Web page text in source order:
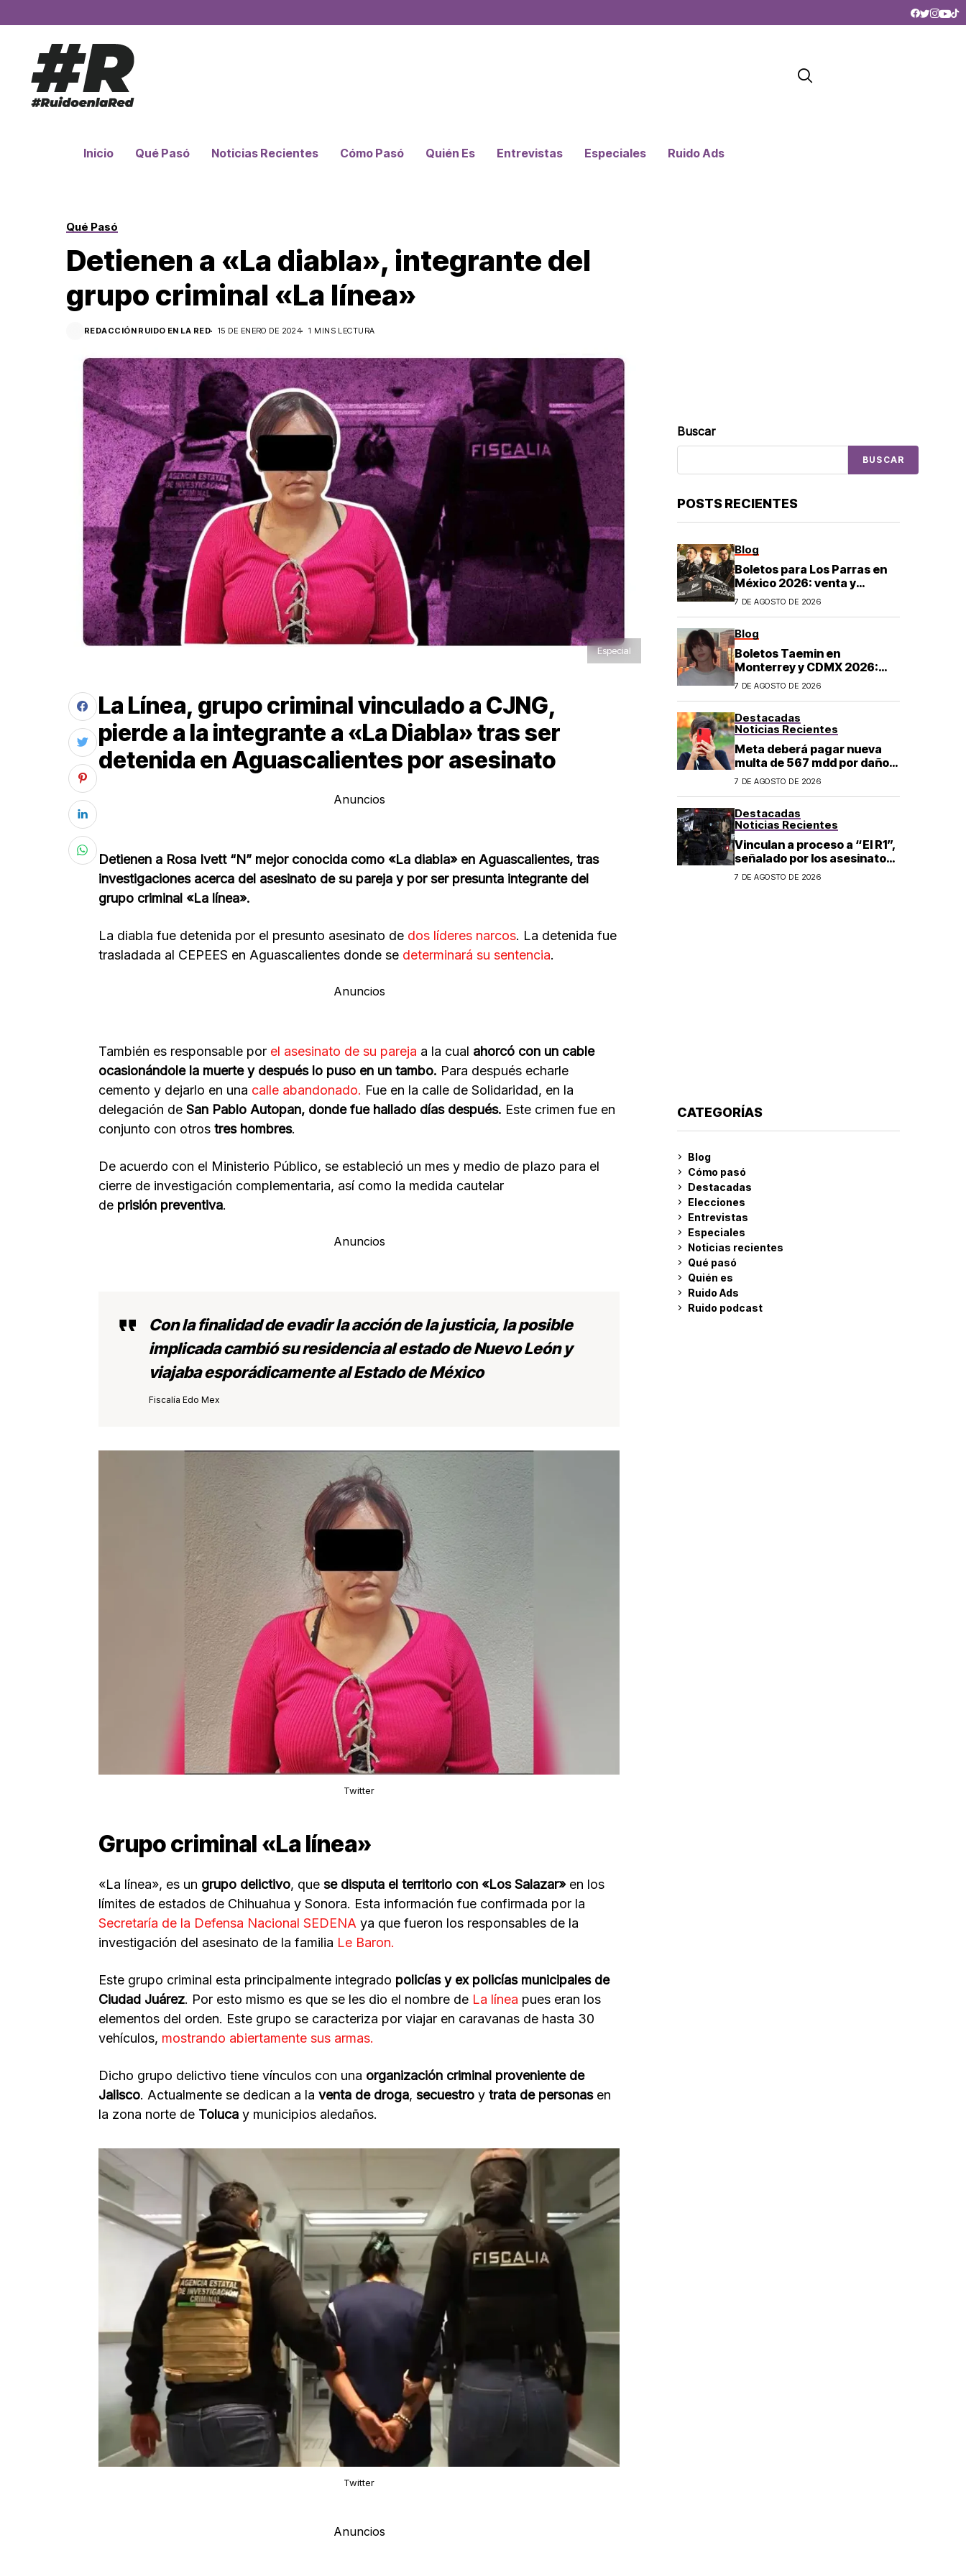
Inicio Qué Pasó Noticias Recientes Cómo Pasó Quién Es Entrevistas Especiales Ruido Ads
Qué Pasó
Detienen a «La diabla», integrante del
grupo criminal «La línea»
REDACCIÓN RUIDO EN LA RED 15 DE ENERO DE 2024 1 MINS LECTURA
Especial
La Línea, grupo criminal vinculado a CJNG,
pierde a la integrante a «La Diabla» tras ser
detenida en Aguascalientes por asesinato
Anuncios
Detienen a Rosa Ivett “N” mejor conocida como «La diabla» en Aguascalientes, tras
investigaciones acerca del asesinato de su pareja y por ser presunta integrante del
grupo criminal «La línea».
La diabla fue detenida por el presunto asesinato de dos líderes narcos. La detenida fue
trasladada al CEPEES en Aguascalientes donde se determinará su sentencia.
Anuncios
También es responsable por el asesinato de su pareja a la cual ahorcó con un cable
ocasionándole la muerte y después lo puso en un tambo. Para después echarle
cemento y dejarlo en una calle abandonado. Fue en la calle de Solidaridad, en la
delegación de San Pablo Autopan, donde fue hallado días después. Este crimen fue en
conjunto con otros tres hombres.
De acuerdo con el Ministerio Público, se estableció un mes y medio de plazo para el
cierre de investigación complementaria, así como la medida cautelar
de prisión preventiva.
Anuncios
Con la finalidad de evadir la acción de la justicia, la posible
implicada cambió su residencia al estado de Nuevo León y
viajaba esporádicamente al Estado de México
Fiscalía Edo Mex
Twitter
Grupo criminal «La línea»
«La línea», es un grupo delictivo, que se disputa el territorio con «Los Salazar»en los
límites de estados de Chihuahua y Sonora. Esta información fue confirmada por la
Secretaría de la Defensa Nacional SEDENA ya que fueron los responsables de la
investigación del asesinato de la familia Le Baron.
Este grupo criminal esta principalmente integrado policías y ex policías municipales de
Ciudad Juárez. Por esto mismo es que se les dio el nombre de La línea pues eran los
elementos del orden. Este grupo se caracteriza por viajar en caravanas de hasta 30
vehículos, mostrando abiertamente sus armas.
Dicho grupo delictivo tiene vínculos con una organización criminal proveniente de
Jalisco. Actualmente se dedican a la venta de droga, secuestro y trata de personasen
la zona norte de Toluca y municipios aledaños.
Twitter
Anuncios
Buscar
BUSCAR
POSTS RECIENTES
Blog
Boletos para Los Parras en
México 2026: venta y
precios
7 DE AGOSTO DE 2026
Blog
Boletos Taemin en
Monterrey y CDMX 2026:
¿dónde comprar?
7 DE AGOSTO DE 2026
Destacadas
Noticias Recientes
Meta deberá pagar nueva
multa de 567 mdd por daños
a menores
7 DE AGOSTO DE 2026
Destacadas
Noticias Recientes
Vinculan a proceso a “El R1”,
señalado por los asesinatos
de Carlos Manzo y Valeria
7 DE AGOSTO DE 2026
CATEGORÍAS
Blog
Cómo pasó
Destacadas
Elecciones
Entrevistas
Especiales
Noticias recientes
Qué pasó
Quién es
Ruido Ads
Ruido podcast